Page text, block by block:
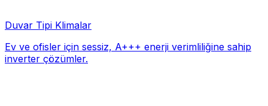
Duvar Tipi Klimalar
Ev ve ofisler için sessiz, A+++ enerji verimliliğine sahip
inverter çözümler.